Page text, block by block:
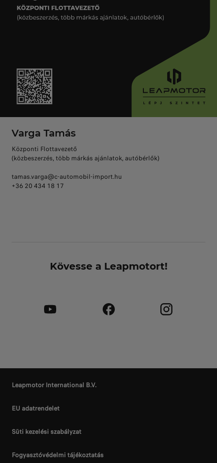
Varga Tamás
Központi Flottavezető
(közbeszerzés, több márkás ajánlatok, autóbérlők)
tamas.varga@c-automobil-import.hu
+36 20 434 18 17
Kövesse a Leapmotort!
Leapmotor International B.V.
EU adatrendelet
Süti kezelési szabályzat
Fogyasztóvédelmi tájékoztatás